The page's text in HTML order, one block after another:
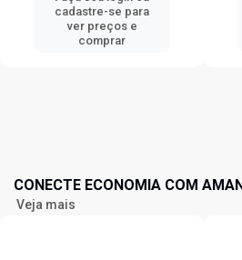
cadastre-se para
ver preços e
comprar
CONECTE ECONOMIA COM
Veja mais